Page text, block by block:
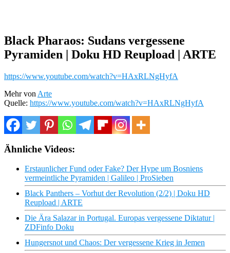
Black Pharaos: Sudans vergessene
Pyramiden | Doku HD Reupload | ARTE
https://www.youtube.com/watch?v=HAxRLNgHyfA
Mehr von Arte
Quelle: https://www.youtube.com/watch?v=HAxRLNgHyfA
Ähnliche Videos:
Erstaunlicher Fund oder Fake? Der Hype um Bosniens
vermeintliche Pyramiden | Galileo | ProSieben
Black Panthers – Vorhut der Revolution (2/2) | Doku HD
Reupload | ARTE
Die Ära Salazar in Portugal. Europas vergessene Diktatur |
ZDFinfo Doku
Hungersnot und Chaos: Der vergessene Krieg in Jemen